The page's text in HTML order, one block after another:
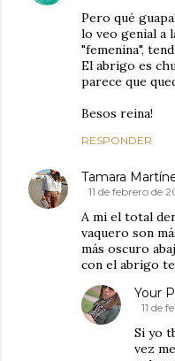
Pero qué
lo veo genial a
"femenina",
El abrigo es
parece que
Besos reina!
RESPONDER
Tamara
11 de febrero de
A mi el total
vaquero son
más oscuro
con el abrigo
Your
11 de
Si yo
vez